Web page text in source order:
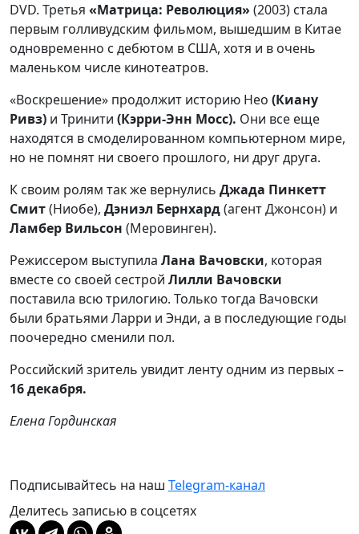
DVD. Третья «Матрица: Революция» (2003) стала
первым голливудским фильмом, вышедшим в Китае
одновременно с дебютом в США, хотя и в очень
маленьком числе кинотеатров.
«Воскрешение» продолжит историю Нео (Киану
Ривз) и Тринити (Кэрри-Энн Мосс). Они все еще
находятся в смоделированном компьютерном мире,
но не помнят ни своего прошлого, ни друг друга.
К своим ролям так же вернулись Джада Пинкетт
Смит(Ниобе), Дэниэл Бернхард(агент Джонсон) и
Ламбер Вильсон (Меровинген).
Режиссером выступила Лана Вачовски, которая
вместе со своей сестрой Лилли Вачовски
поставила всю трилогию. Только тогда Вачовски
были братьями Ларри и Энди, а в последующие годы
поочередно сменили пол.
Российский зритель увидит ленту одним из первых –
16 декабря.
Елена Гординская
Подписывайтесь на наш Telegram-канал
Делитесь записью в соцсетях